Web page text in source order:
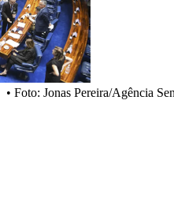
• Foto: Jonas Pereira/Agência